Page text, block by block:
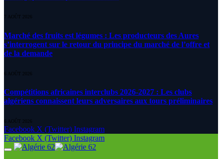
7 AOÛT 2026
Marché des fruits est légumes : Les producteurs des Aures
s’interrogent sur le retour du principe du marché de l’offre et
de la demande
6 AOÛT 2026
Compétitions africaines interclubs 2026-2027 : Les clubs
algériens connaissent leurs adversaires aux tours préliminaires
6 AOÛT 2026
Facebook X (Twitter) Instagram
Facebook X (Twitter) Instagram